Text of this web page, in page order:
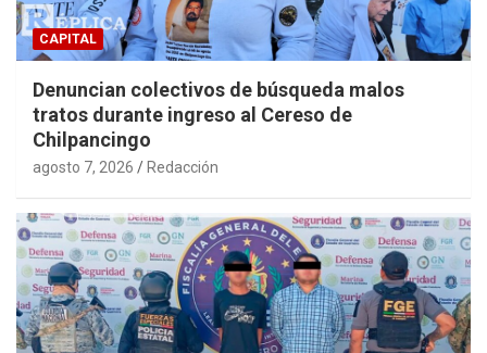
CAPITAL
Denuncian colectivos de búsqueda malos
tratos durante ingreso al Cereso de
Chilpancingo
agosto 7, 2026 Redacción